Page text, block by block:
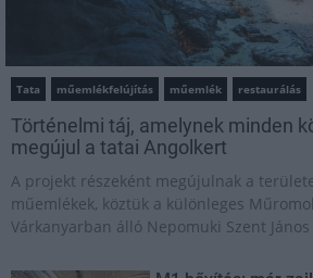
Tata műemlékfelújítás műemlék restaurálás
Történelmi táj, amelynek minden
megújul a tatai Angolkert
A projekt részeként megújulnak a
műemlékek, köztük a különleges
Várkanyarban álló Nepomuki Szent